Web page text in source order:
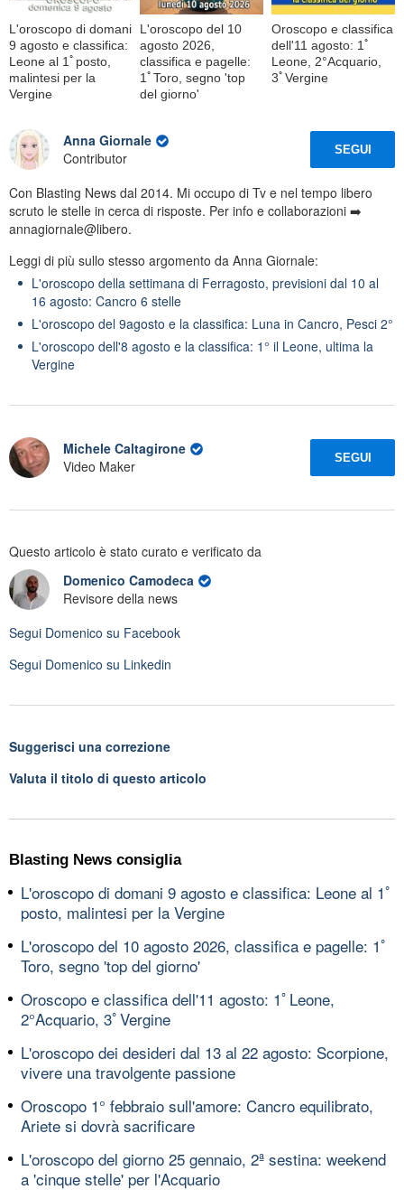
L'oroscopo di domani
9 agosto e classifica:
Leone al 1ﾟposto,
malintesi per la
Vergine
L'oroscopo del 10
agosto 2026,
classifica e pagelle:
1ﾟToro, segno 'top
del giorno'
Oroscopo e classifica
dell'11 agosto: 1ﾟ
Leone, 2°Acquario,
3ﾟVergine
Anna Giornale
Contributor
SEGUI
Con Blasting News dal 2014. Mi occupo di Tv e nel tempo libero
scruto le stelle in cerca di risposte. Per info e collaborazioni ➡️
annagiornale@libero.
Leggi di più sullo stesso argomento da Anna Giornale:
L'oroscopo della settimana di Ferragosto, previsioni dal 10 al
16 agosto: Cancro 6 stelle
L'oroscopo del 9agosto e la classifica: Luna in Cancro, Pesci 2°
L'oroscopo dell'8 agosto e la classifica: 1° il Leone, ultima la
Vergine
Michele Caltagirone
Video Maker
SEGUI
Questo articolo è stato curato e verificato da
Domenico Camodeca
Revisore della news
Segui Domenico su Facebook
Segui Domenico su Linkedin
Suggerisci una correzione
Valuta il titolo di questo articolo
Blasting News consiglia
L'oroscopo di domani 9 agosto e classifica: Leone al 1ﾟ
posto, malintesi per la Vergine
L'oroscopo del 10 agosto 2026, classifica e pagelle: 1ﾟ
Toro, segno 'top del giorno'
Oroscopo e classifica dell'11 agosto: 1ﾟLeone,
2°Acquario, 3ﾟVergine
L'oroscopo dei desideri dal 13 al 22 agosto: Scorpione,
vivere una travolgente passione
Oroscopo 1° febbraio sull'amore: Cancro equilibrato,
Ariete si dovrà sacrificare
L'oroscopo del giorno 25 gennaio, 2ª sestina: weekend
a 'cinque stelle' per l'Acquario